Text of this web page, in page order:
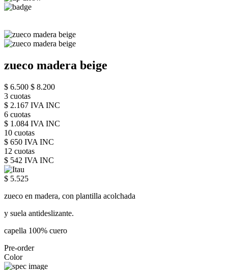
zueco madera beige
$ 6.500 $ 8.200
3 cuotas
$ 2.167 IVA INC
6 cuotas
$ 1.084 IVA INC
10 cuotas
$ 650 IVA INC
12 cuotas
$ 542 IVA INC
$ 5.525
zueco en madera, con plantilla acolchada
y suela antideslizante.
capella 100% cuero
Pre-order
Color